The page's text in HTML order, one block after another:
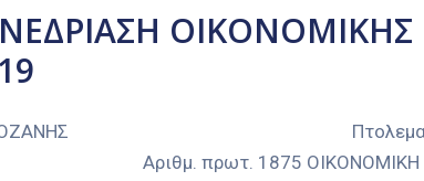
ΟΙΚΟΝΟΜΙΚΗΣ
ΝΟΜΟΣ ΚΟΖΑΝΗΣ Πτολεμαΐδα
πρωτ. 1875 ΟΙΚΟΝΟΜΙΚΗ